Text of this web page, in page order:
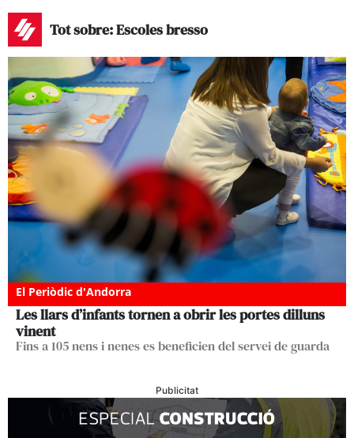
Tot sobre: Escoles bresso
El Periòdic d'Andorra
Les llars d’infants tornen a obrir les portes dilluns
vinent
Fins a 105 nens i nenes es beneficien del servei de guarda
Publicitat